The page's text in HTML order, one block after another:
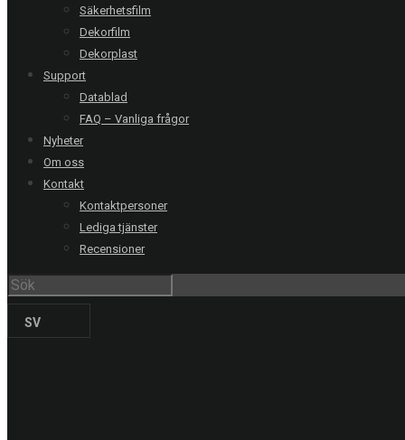
Säkerhetsfilm
Dekorfilm
Dekorplast
Support
Datablad
FAQ – Vanliga frågor
Nyheter
Om oss
Kontakt
Kontaktpersoner
Lediga tjänster
Recensioner
SV
RING OSS
Stockholm
08-20 66 00
Göteborg
Malmö
Uppsala
Helsingborg
042-16 50 10
Jönköping
036-18 45 00
Kristianstad
044-20 91 00